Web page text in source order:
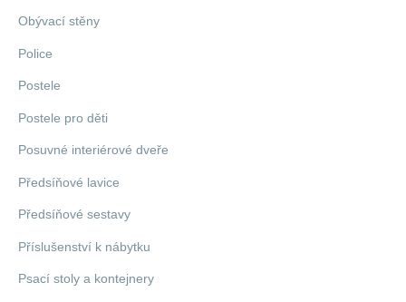
Obývací stěny
Police
Postele
Postele pro děti
Posuvné interiérové dveře
Předsíňové lavice
Předsíňové sestavy
Příslušenství k nábytku
Psací stoly a kontejnery